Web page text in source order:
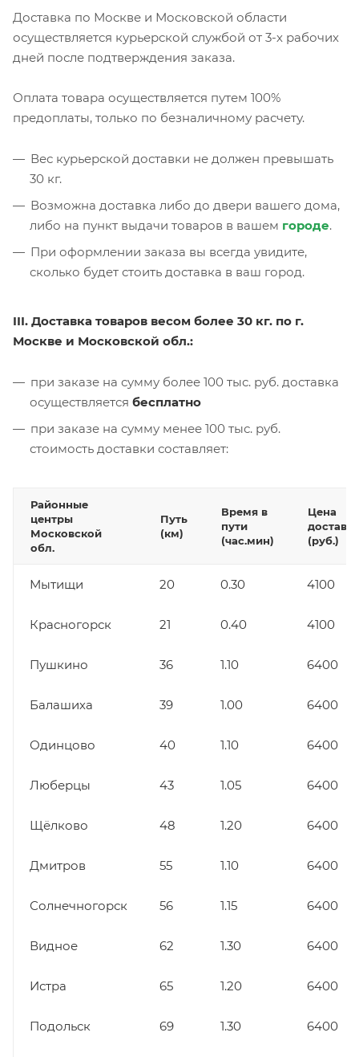
Доставка по Москве и Московской области
осуществляется курьерской службой от 3-х рабочих
дней после подтверждения заказа.
Оплата товара осуществляется путем 100%
предоплаты, только по безналичному расчету.
Вес курьерской доставки не должен превышать
30 кг.
Возможна доставка либо до двери вашего дома,
либо на пункт выдачи товаров в вашем городе.
При оформлении заказа вы всегда увидите,
сколько будет стоить доставка в ваш город.
III. Доставка товаров весом более 30 кг. по г.
Москве и Московской обл.:
при заказе на сумму более 100 тыс. руб. доставка
осуществляется бесплатно
при заказе на сумму менее 100 тыс. руб.
стоимость доставки составляет:
Районные
центры
Московской
обл.
Путь
(км)
Время в
пути
(час.мин)
Цена
(руб.)
Мытищи 20 0.30 4100
Красногорск 21 0.40 4100
Пушкино 36 1.10 6400
Балашиха 39 1.00 6400
Одинцово 40 1.10 6400
Люберцы 43 1.05 6400
Щёлково 48 1.20 6400
Дмитров 55 1.10 6400
Солнечногорск 56 1.15 6400
Видное 62 1.30 6400
Истра 65 1.20 6400
Подольск 69 1.30 6400